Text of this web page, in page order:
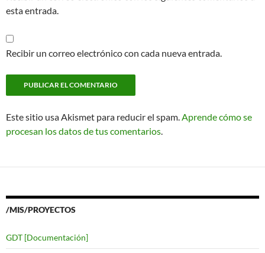
esta entrada.
Recibir un correo electrónico con cada nueva entrada.
Este sitio usa Akismet para reducir el spam.Aprende cómo se
procesan los datos de tus comentarios.
/MIS/PROYECTOS
GDT [Documentación]